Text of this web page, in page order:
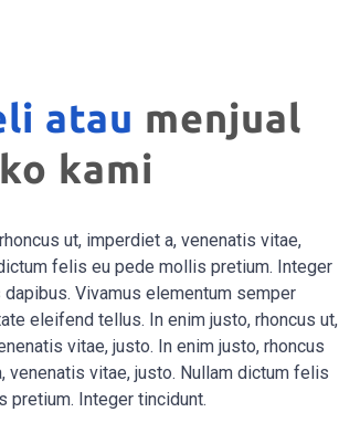
atau menjual
kami
ut, imperdiet a, venenatis vitae,
felis eu pede mollis pretium. Integer
dapibus. Vivamus elementum semper
eleifend tellus. In enim justo, rhoncus ut,
vitae, justo. In enim justo, rhoncus
venenatis vitae, justo. Nullam dictum felis
pretium. Integer tincidunt.